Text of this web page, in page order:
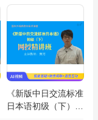
《新版中日交流标准
日本语初级（下）》